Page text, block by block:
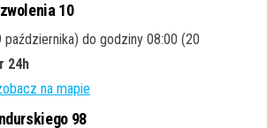
10
do godziny 08:00 (20
24h
na mapie
98